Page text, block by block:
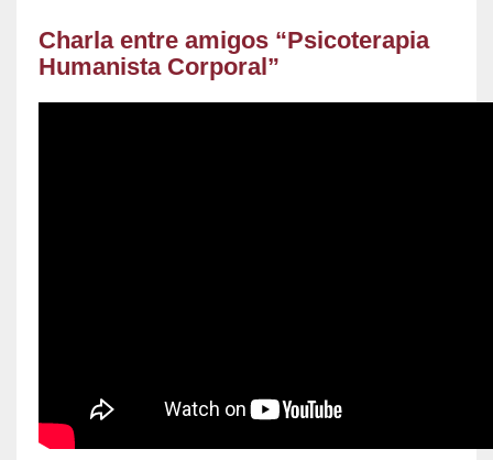
Charla entre amigos “Psicoterapia
Humanista Corporal”